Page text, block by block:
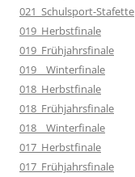
021_Schulsport-Stafette
019_Herbstfinale
019_Frühjahrsfinale
019__Winterfinale
018_Herbstfinale
018_Frühjahrsfinale
018__Winterfinale
017_Herbstfinale
017_Frühjahrsfinale